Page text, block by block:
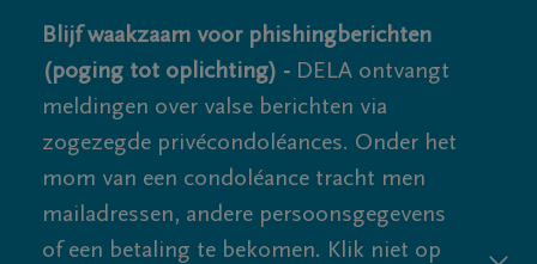
Blijf waakzaam voor phishingberichten
(poging tot oplichting) - DELA ontvangt
meldingen over valse berichten via
zogezegde privécondoléances. Onder het
mom van een condoléance tracht men
mailadressen, andere persoonsgegevens
of een betaling te bekomen. Klik niet op